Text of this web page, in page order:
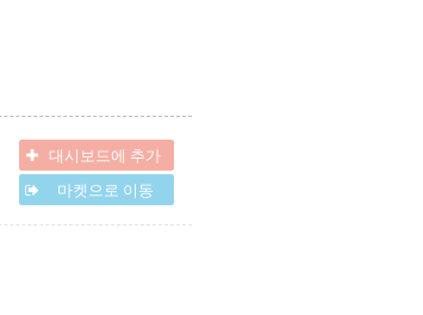
대시보드에 추가
마켓으로 이동